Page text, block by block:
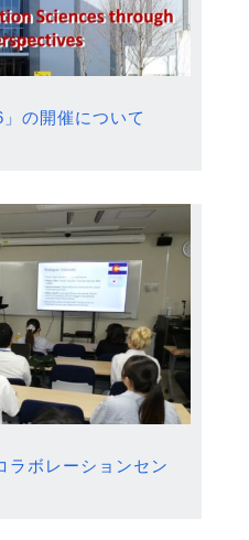
の開催について
ラボレーションセン